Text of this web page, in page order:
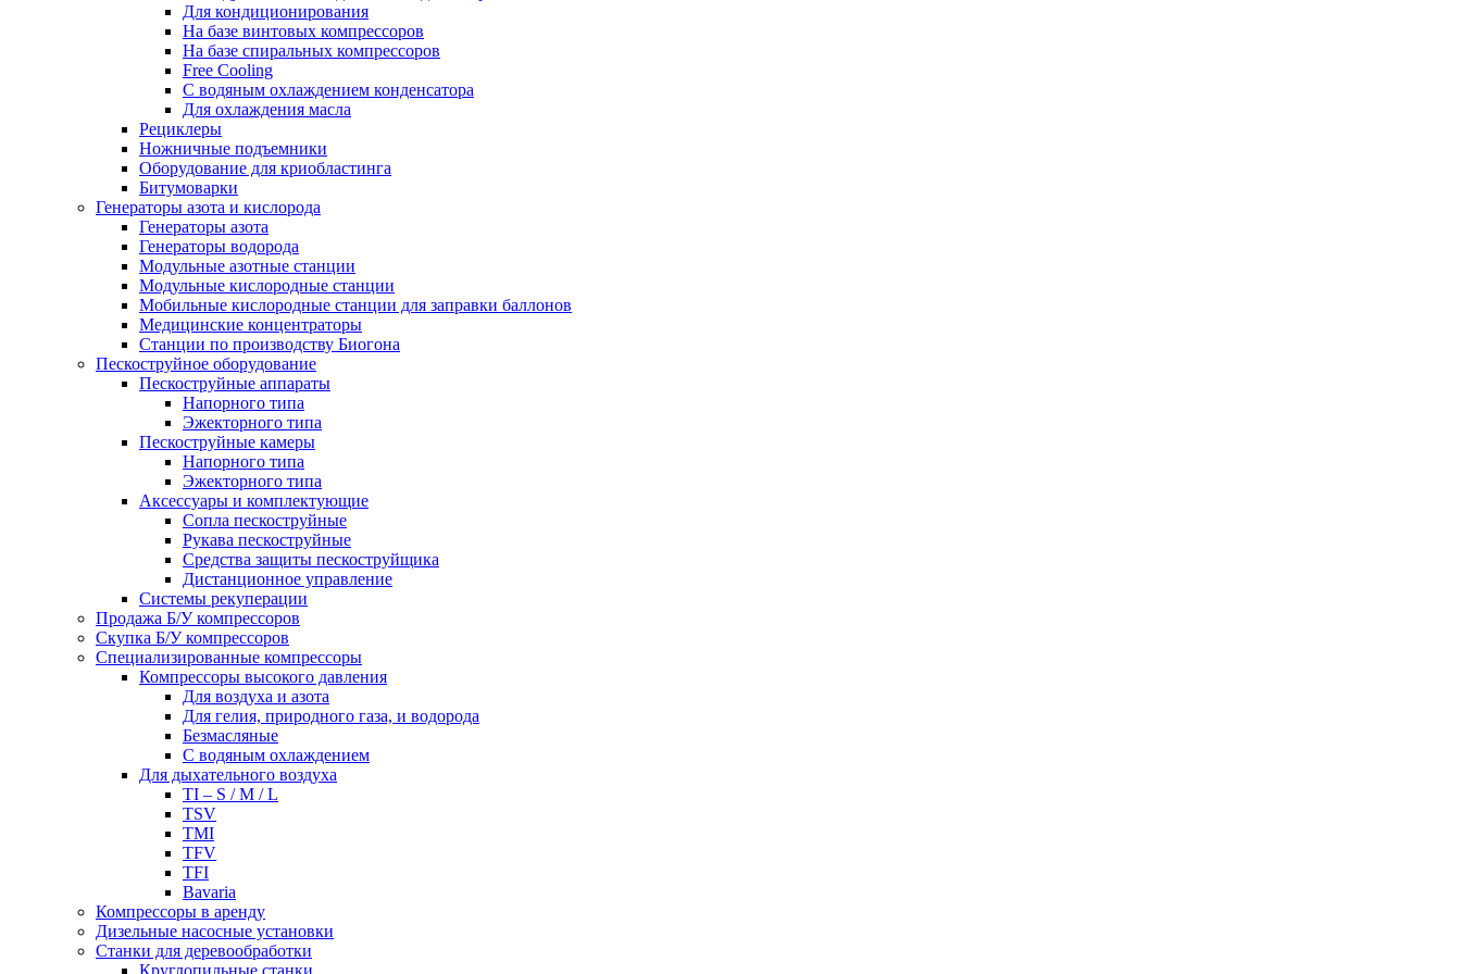
Для кондиционирования
На базе винтовых компрессоров
На базе спиральных компрессоров
Free Cooling
С водяным охлаждением конденсатора
Для охлаждения масла
Рециклеры
Ножничные подъемники
Оборудование для криобластинга
Битумоварки
Генераторы азота и кислорода
Генераторы азота
Генераторы водорода
Модульные азотные станции
Модульные кислородные станции
Мобильные кислородные станции для заправки баллонов
Медицинские концентраторы
Станции по производству Биогона
Пескоструйное оборудование
Пескоструйные аппараты
Напорного типа
Эжекторного типа
Пескоструйные камеры
Напорного типа
Эжекторного типа
Аксессуары и комплектующие
Сопла пескоструйные
Рукава пескоструйные
Средства защиты пескоструйщика
Дистанционное управление
Системы рекуперации
Продажа Б/У компрессоров
Скупка Б/У компрессоров
Специализированные компрессоры
Компрессоры высокого давления
Для воздуха и азота
Для гелия, природного газа, и водорода
Безмасляные
С водяным охлаждением
Для дыхательного воздуха
TI – S / M / L
TSV
TMI
TFV
TFI
Bavaria
Компрессоры в аренду
Дизельные насосные установки
Станки для деревообработки
Круглопильные станки